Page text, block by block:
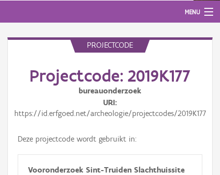
MENU
PROJECTCODE
Projectcode: 2019K177
bureauonderzoek
URI
https://id.erfgoed.net/archeologie/projectcodes/2019K177
Deze projectcode wordt gebruikt in:
Vooronderzoek Sint-Truiden Slachthuissite